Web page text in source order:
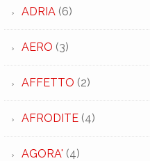
ADRIA (6)
AERO (3)
AFFETTO (2)
AFRODITE(4)
AGORA' (4)